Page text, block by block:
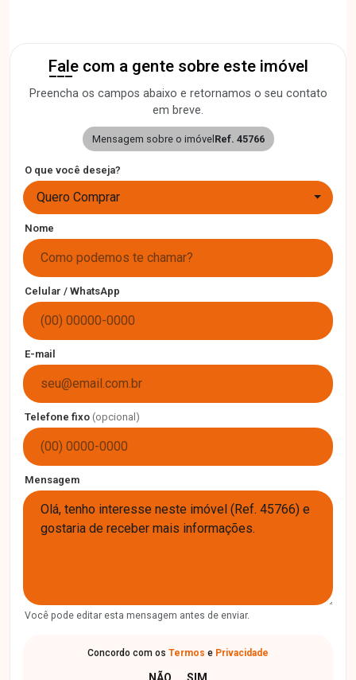
Fale com a gente sobre este imóvel
Preencha os campos abaixo e retornamos o seu contato
em breve.
Mensagem sobre o imóvel Ref. 45766
O que você deseja?
Quero Comprar
Nome
Celular / WhatsApp
E-mail
Telefone fixo (opcional)
Mensagem
Você pode editar esta mensagem antes de enviar.
Concordo com os Termos e Privacidade